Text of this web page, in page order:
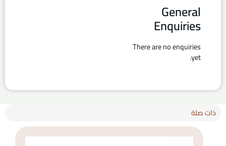
General
Enquiries
There are no enquiries
yet.
ذات صلة